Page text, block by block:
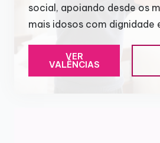
social, apoiando desde os
mais idosos com dignidade
VER
VALÊNCIAS